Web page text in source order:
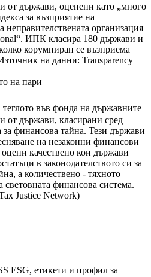
от държави, оценени като „много
за възприятие на
организация
ИПК класира 180 държави и
корумпиран се възприема
на данни: Transparency
на пари
теглото във фонда на държавните
от държави, класирани сред
финансова тайна. Тези държави
на незаконни финансови
качествено кои държави
в законодателството си за
а количествено - тяхното
световната финансова система.
Justice Network)
ESG, етикети и профил за